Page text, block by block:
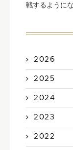
戦するようにな
2026
2025
2024
2023
2022